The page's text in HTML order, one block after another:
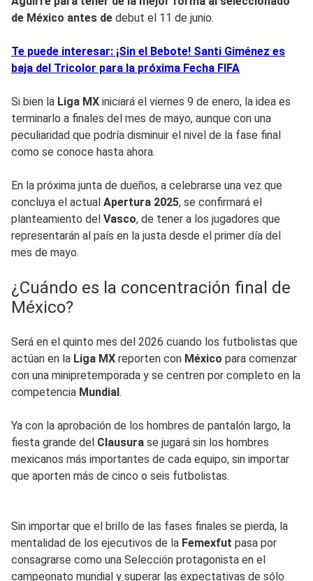
de México antes de debut el 11 de junio.
Te puede interesar: ¡Sin el Bebote! Santi Giménez es
baja del Tricolor para la próxima Fecha FIFA
Si bien la Liga MX iniciará el viernes 9 de enero, la idea es
terminarlo a finales del mes de mayo, aunque con una
peculiaridad que podría disminuir el nivel de la fase final
como se conoce hasta ahora.
En la próxima junta de dueños, a celebrarse una vez que
concluya el actual Apertura 2025, se confirmará el
planteamiento del Vasco, de tener a los jugadores que
representarán al país en la justa desde el primer día del
mes de mayo.
¿Cuándo es la concentración final de
México?
Será en el quinto mes del 2026 cuando los futbolistas que
actúan en la Liga MX reporten con México para comenzar
con una minipretemporada y se centren por completo en la
competencia Mundial.
Ya con la aprobación de los hombres de pantalón largo, la
fiesta grande del Clausura se jugará sin los hombres
mexicanos más importantes de cada equipo, sin importar
que aporten más de cinco o seis futbolistas.
Sin importar que el brillo de las fases finales se pierda, la
mentalidad de los ejecutivos de la Femexfut pasa por
consagrarse como una Selección protagonista en el
campeonato mundial y superar las expectativas de sólo